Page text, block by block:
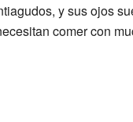
y sus ojos
comer con